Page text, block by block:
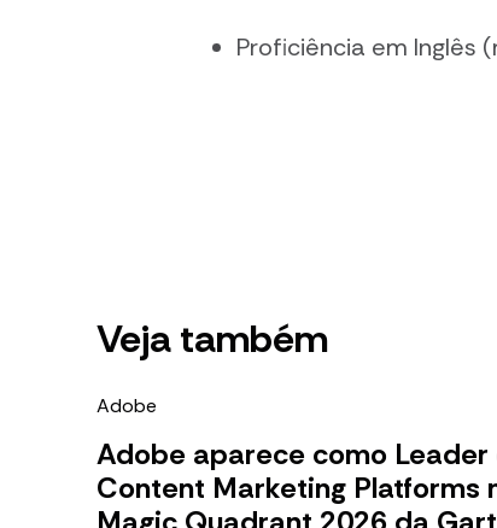
Proficiência em Inglês
Veja também
Adobe
Adobe aparece como Leader
Content Marketing Platforms